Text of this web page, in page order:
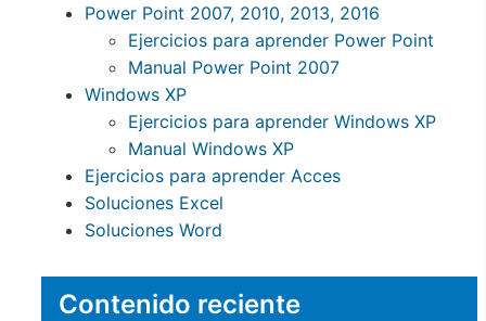
Power Point 2007, 2010, 2013, 2016
Ejercicios para aprender Power Point
Manual Power Point 2007
Windows XP
Ejercicios para aprender Windows XP
Manual Windows XP
Ejercicios para aprender Acces
Soluciones Excel
Soluciones Word
Contenido reciente